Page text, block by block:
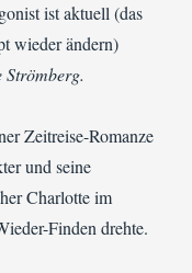
ist aktuell (das
wieder ändern)
Strömberg.
Zeitreise-Romanze
und seine
Charlotte im
Finden drehte.